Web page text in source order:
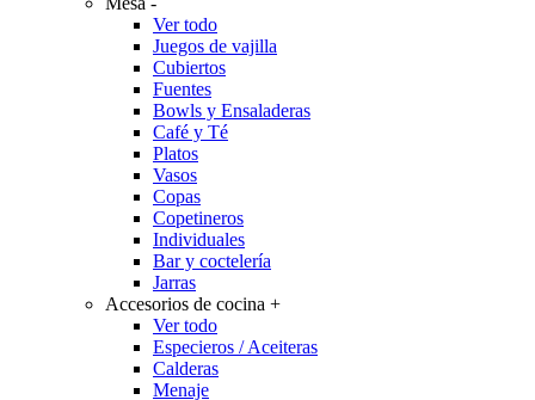
Ver todo
Juegos de vajilla
Cubiertos
Fuentes
Bowls y Ensaladeras
Café y Té
Platos
Vasos
Copas
Copetineros
Individuales
Bar y coctelería
Jarras
Accesorios de cocina +
Ver todo
Especieros / Aceiteras
Calderas
Menaje